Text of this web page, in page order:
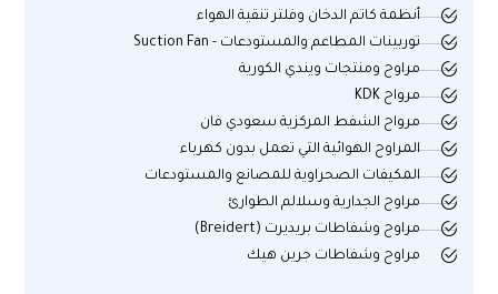
أنظمة كاتم الدخان وفلتر تنقية الهواء
توربينات المطاعم والمستودعات - Suction Fan
مراوح ومنتجات ويندي الكورية
مرواح KDK
مرواح الشفط المركزية سعودي فان
المراوح الهوائية التي تعمل بدون كهرباء
المكيفات الصحراوية للمصانع والمستودعات
مراوح الجدارية وسلالم الطوارئ
مراوح وشفاطات بريديرت (Breidert)
مراوح وشفاطات جرين هيك